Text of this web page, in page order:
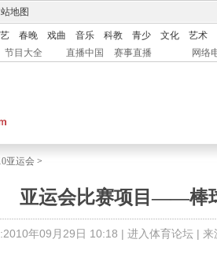
地图
春晚 戏曲 音乐 科教 青少 文化
艺术
节目大全 直播中国 赛事直播 网络
亚运会 >
亚运会比赛项目——棒
年09月29日 10:18 | 进入体育论坛| 来